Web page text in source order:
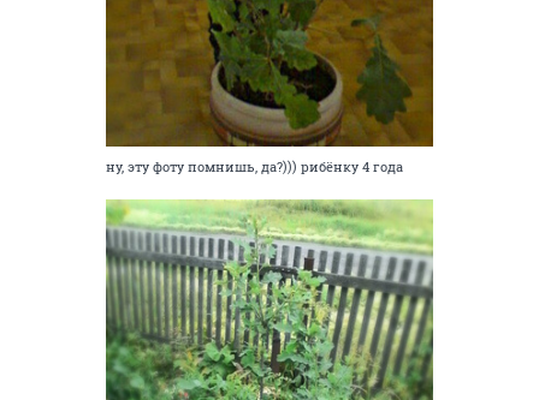
ну, эту фоту помнишь, да?))) рибёнку 4 года